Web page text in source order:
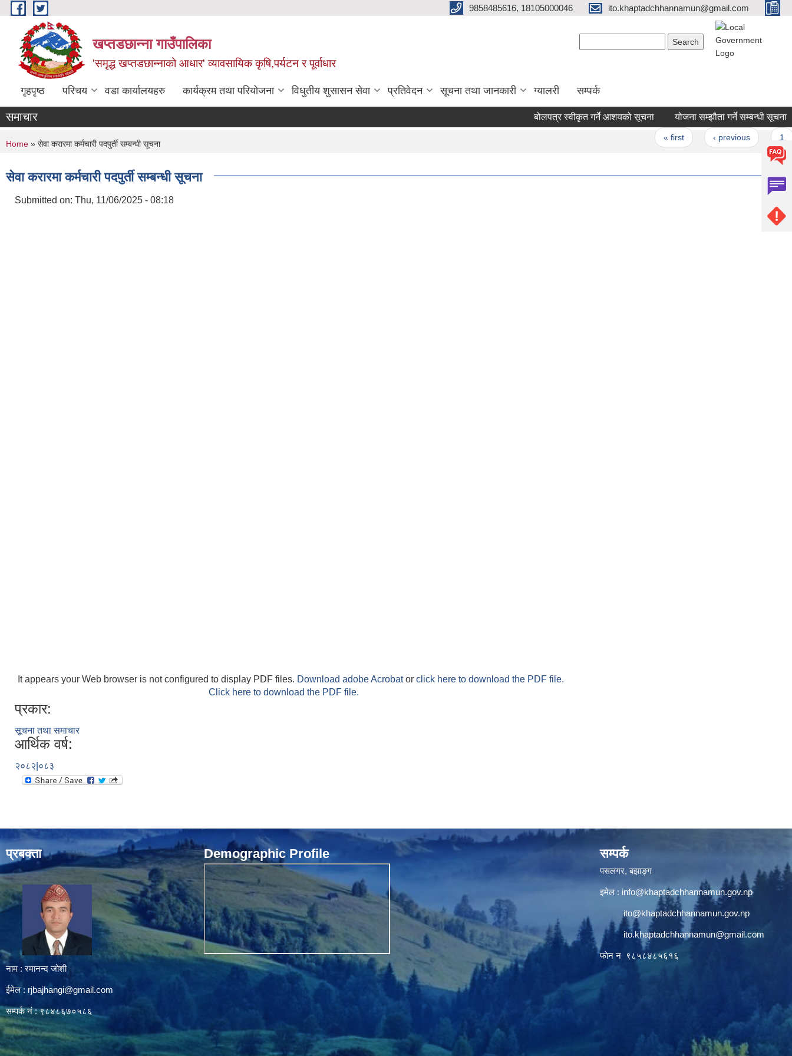
Skip to main content 9858485616, 18105000046 ito.khaptadchhannamun@gmail.com
खप्तडछान्ना गाउँपालिका
'समृद्ध खप्तडछान्नाको आधार' व्यावसायिक कृषि,पर्यटन र पूर्वाधार
गृहपृष्ठ परिचय वडा कार्यालयहरु कार्यक्रम तथा परियोजना विधुतीय शुसासन सेवा प्रतिवेदन सूचना तथा जानकारी ग्यालरी सम्पर्क
समाचार बोलपत्र स्वीकृत गर्ने आशयको सूचना योजना सम्झौता गर्ने सम्बन्धी सूचना
« first ‹ previous
You are here
Home » सेवा करारमा कर्मचारी पदपुर्ती सम्बन्धी सूचना
सेवा करारमा कर्मचारी पदपुर्ती सम्बन्धी सूचना
Submitted on: Thu, 11/06/2025 - 08:18
It appears your Web browser is not configured to display PDF files. Download adobe Acrobator click here to download the PDF file.
Click here to download the PDF file.
प्रकार:
सूचना तथा समाचार
आर्थिक वर्ष:
२०८२|०८३
प्रबक्ता
नाम : रमानन्द जोशी
ईमेल :rjbajhangi@gmail.com
सम्पर्क नं : ९८४८६७०५८६
Demographic Profile सम्पर्क
पसलगर, बझाङ्ग
इमेल : info@khaptadchhannamun.gov.np
ito@khaptadchhannamun.gov.np
ito.khaptadchhannamun@gmail.com
फाेन न‌‍‍ ९८५८४८५६१६